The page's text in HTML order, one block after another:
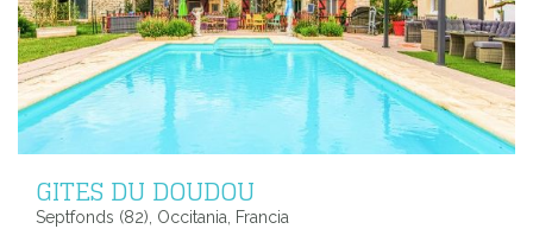
GITES DU DOUDOU
Septfonds (82), Occitania, Francia